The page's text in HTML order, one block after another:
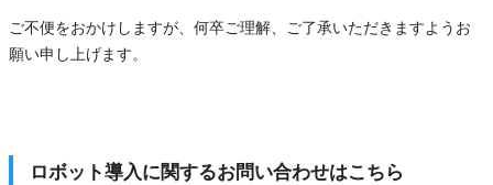
ご不便をおかけしますが、何卒ご理解、ご了承いただきますようお
願い申し上げます。
ロボット導入に関するお問い合わせはこちら